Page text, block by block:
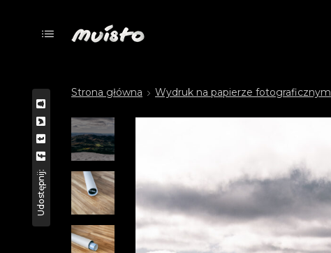
Udostępnij:
Strona główna Wydruk na papierze fotograficznym